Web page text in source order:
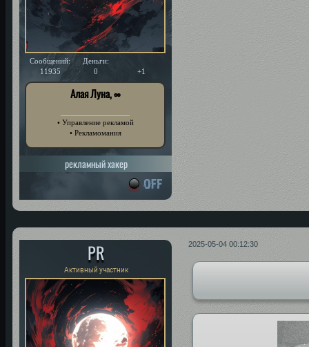
Сообщений:
11935
Деньги:
0
+1
Алая Луна, ∞
• Управление рекламой
• Рекламомания
рекламный хакер
2025-05-04 00:12:30
PR
Активный участник